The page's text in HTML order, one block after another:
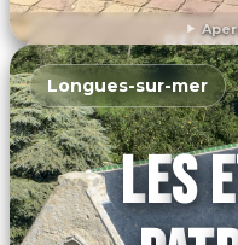
Longues-sur-mer
LES